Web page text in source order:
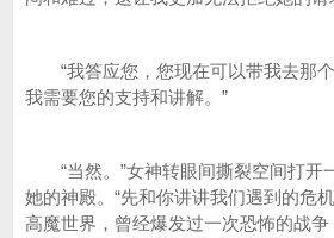
“我答应您，您现在可以带我去那个
我需要您的支持和讲解。”
“当然。”女神转眼间撕裂空间打开
她的神殿。“先和你讲讲我们遇到的危
高魔世界，曾经爆发过一次恐怖的战